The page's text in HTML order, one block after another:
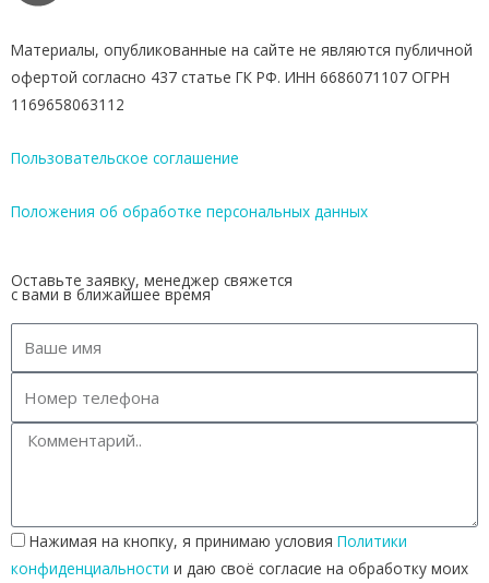
Материалы, опубликованные на сайте не являются публичной
офертой согласно 437 статье ГК РФ. ИНН 6686071107 ОГРН
1169658063112
Пользовательское соглашение
Положения об обработке персональных данных
Оставьте заявку, менеджер свяжется
с вами в ближайшее время
Нажимая на кнопку, я принимаю условия Политики
конфиденциальности и даю своё согласие на обработку моих